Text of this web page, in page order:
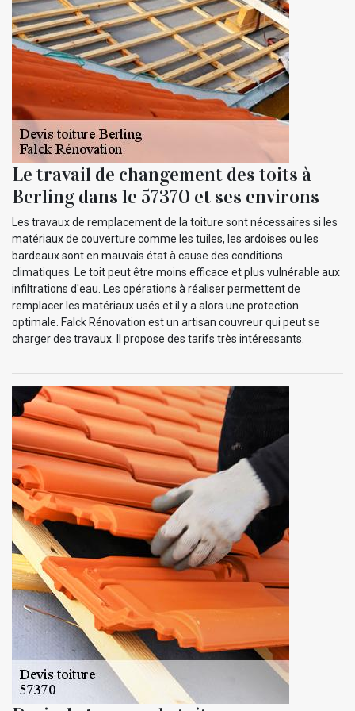
Le travail de changement des toits à
Berling dans le 57370 et ses environs
Les travaux de remplacement de la toiture sont nécessaires si les
matériaux de couverture comme les tuiles, les ardoises ou les
bardeaux sont en mauvais état à cause des conditions
climatiques. Le toit peut être moins efficace et plus vulnérable aux
infiltrations d'eau. Les opérations à réaliser permettent de
remplacer les matériaux usés et il y a alors une protection
optimale. Falck Rénovation est un artisan couvreur qui peut se
charger des travaux. Il propose des tarifs très intéressants.